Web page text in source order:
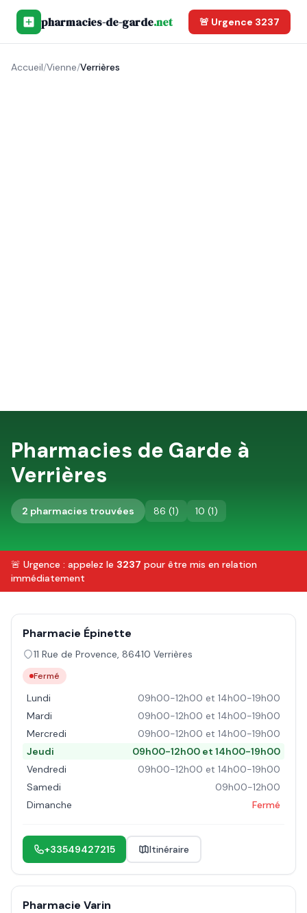
pharmacies-de-garde.net 🚨 Urgence 3237
Accueil/Vienne/Verrières
Pharmacies de Garde à
Verrières
2 pharmacies trouvées 86 (1) 10 (1)
🚨 Urgence : appelez le 3237 pour être mis en relation
immédiatement
Pharmacie Épinette
11 Rue de Provence, 86410 Verrières
Fermé
Lundi
09h00-12h00 et 14h00-19h00
Mardi
09h00-12h00 et 14h00-19h00
Mercredi
09h00-12h00 et 14h00-19h00
Jeudi
09h00-12h00 et 14h00-19h00
Vendredi
09h00-12h00 et 14h00-19h00
Samedi
09h00-12h00
Dimanche
Fermé
+33549427215 Itinéraire
Pharmacie Varin